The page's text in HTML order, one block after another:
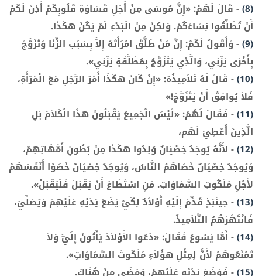
(8)
- قَالَ لَهُمْ: «إِنَّ مُوسَى مِنْ أَجْلِ قَسَاوَةِ قُلُوبِكُمْ أَذِنَ لَكُمْ
أَنْ تُطَلِّقُوا نِسَاءَكُمْ. وَلكِنْ مِنَ الْبَدْءِ لَمْ يَكُنْ هكَذَا.
(9)
- وَأَقُولُ لَكُمْ: إِنَّ مَنْ طَلَّقَ امْرَأَتَهُ إِلاَّ بِسَبَب الزِّنَا وَتَزَوَّجَ
بِأُخْرَى يَزْنِي، وَالَّذِي يَتَزَوَّجُ بِمُطَلَّقَةٍ يَزْنِي».
(10)
- قَالَ لَهُ تَلاَمِيذُهُ: «إِنْ كَانَ هكَذَا أَمْرُ الرَّجُلِ مَعَ الْمَرْأَةِ،
فَلاَ يُوافِقُ أَنْ يَتَزَوَّجَ!»
(11)
- فَقَالَ لَهُمْ: «لَيْسَ الْجَمِيعُ يَقْبَلُونَ هذَا الْكَلاَمَ بَلِ
الَّذِينَ أُعْطِيَ لَهُم،
(12)
- لأَنَّهُ يُوجَدُ خِصْيَانٌ وُلِدُوا هكَذَا مِنْ بُطُونِ أُمَّهَاتِهِمْ،
وَيُوجَدُ خِصْيَانٌ خَصَاهُمُ النَّاسُ، وَيُوجَدُ خِصْيَانٌ خَصَوْا أَنْفُسَهُمْ
لأَجْلِ مَلَكُوتِ السَّمَاوَاتِ. مَنِ اسْتَطَاعَ أَنْ يَقْبَلَ فَلْيَقْبَلْ».
(13)
-حِينَئِذٍ قُدِّمَ إِلَيْهِ أَوْلاَدٌ لِكَيْ يَضَعَ يَدَيْهِ عَلَيْهِمْ وَيُصَلِّيَ،
فَانْتَهَرَهُمُ التَّلاَمِيذُ.
(14)
- أَمَّا يَسُوعُ فَقَالَ: «دَعُوا الأَوْلاَدَ يَأْتُونَ إِلَيَّ وَلاَ
تَمْنَعُوهُمْ لأَنَّ لِمِثْلِ هؤُلاَءِ مَلَكُوتَ السَّمَاوَاتِ».
(15)
- فَوَضَعَ يَدَيْهِ عَلَيْهِمْ، وَمَضَى مِنْ هُنَاكَ.